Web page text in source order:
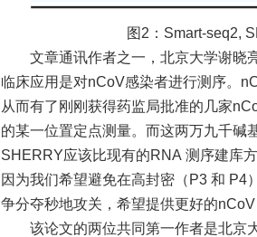
图2：Smart-seq2,
文章通讯作者之一，北京大学谢晓亮
临床应用是对nCoV感染者进行测序。
从而有了刚刚获得药监局批准的几家
的某一位置定点测量。而这两万九千碱
SHERRY应该比现有的RNA 测序建库
因为我们希望避免在高封密（P3 和 P4
争分夺秒地攻关，希望提供更好的nCoV
该论文的两位共同第一作者是北京大